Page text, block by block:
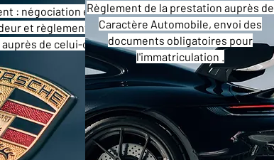
: négociation et
et règlement de
de celui-ci.
Règlement de la prestation auprès de
Caractère Automobile, envoi des
documents obligatoires pour
l'immatriculation .